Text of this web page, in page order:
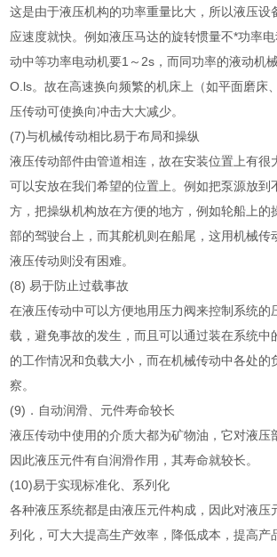
这是由于液压机构的功率重量比大，所以液压设
应速度就快。例如液压马达的旋转惯量不*功率
动中等功率电动机要1～2s，而同功率的液动机
O.ls。故在高速换向频繁的机床上（如平面磨床
压传动可使换向冲击大大减少。
(7)与机械传动相比易于布局和操纵
液压传动部件由管道相连，故在安装位置上有很
可以安放在我们希望的位置上。例如把泵源放到
方，把操纵机构放在方便的地方，例如轮船上的
部的驾驶台上，而其舵机则在船尾，这用机械传
液压传动则没有困难。
(8) 易于防止过载事故
在液压传动中可以方便地用压力阀来控制系统的
载，避免事故的发生，而且可以通过装在系统中
的工作情况和负载大小，而在机械传动中各处的
察。
(9)．自动润滑、元件寿命较长
液压传动中使用的介质大都为矿物油，它对液压
因此液压元件有自润滑作用，其寿命就较长。
(10)易于实现标准化、系列化
各种液压系统都是由液压元件构成，因此对液压
列化，可大大提高生产效率，降低成本，提高产